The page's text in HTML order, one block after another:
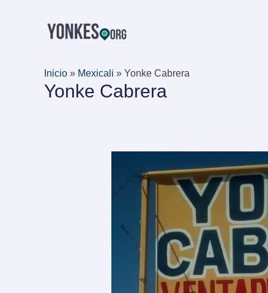
Inicio » Mexicali » Yonke Cabrera
Yonke Cabrera